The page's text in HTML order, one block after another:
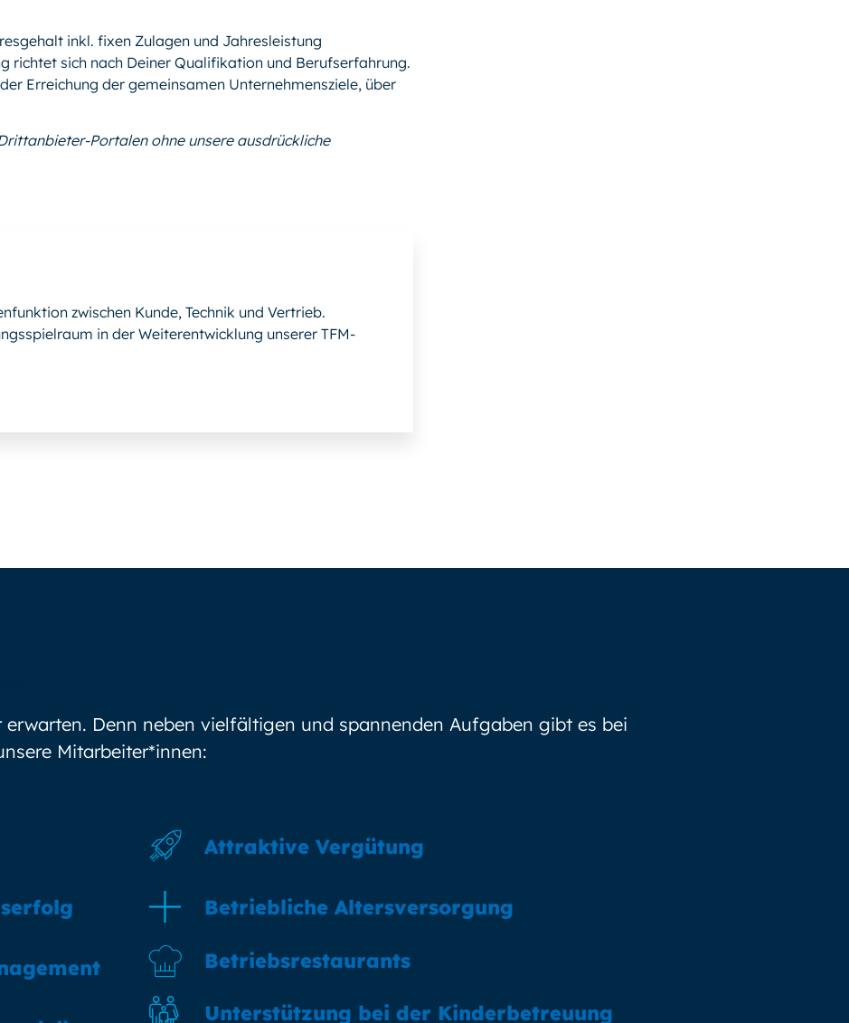
inkl. fixen Zulagen und Jahresleistung
richtet sich nach Deiner Qualifikation und Berufserfahrung.
Erreichung der gemeinsamen Unternehmensziele, über
Portalen ohne unsere ausdrückliche
zwischen Kunde, Technik und Vertrieb.
in der Weiterentwicklung unserer TFM-
Denn neben vielfältigen und spannenden Aufgaben gibt es bei
Mitarbeiter*innen:
Attraktive Vergütung
Betriebliche Altersversorgung
Betriebsrestaurants
Unterstützung bei der Kinderbetreuung